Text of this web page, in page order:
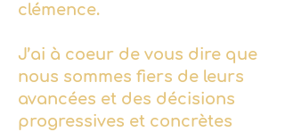
clémence.
J’ai à coeur de vous dire que
nous sommes fiers de leurs
avancées et des décisions
progressives et concrètes